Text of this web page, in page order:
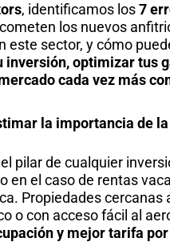
, identificamos los7
los nuevos
este sector, y cómo
inversión, optimizar tus
cada vez más
la importancia de
pilar de cualquier
en el caso de rentas
Propiedades cercanas
o con acceso fácil al
y mejor tarifa